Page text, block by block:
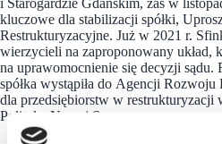
kluczowe dla stabilizacji spółki,
Restrukturyzacyjne. Już w 2021 r.
wierzycieli na zaproponowany układ,
na uprawomocnienie się decyzji sądu.
spółka wystąpiła do Agencji Rozwoju
dla przedsiębiorstw w restrukturyzacji
Polityka Nowej Szansy.